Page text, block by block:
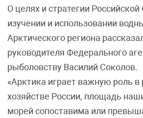
О целях и стратегии
изучении и использовании
Арктического региона
руководителя Федерального
рыболовству Василий Соколов.
«Арктика играет важную роль
хозяйстве России, площадь
морей сопоставима или